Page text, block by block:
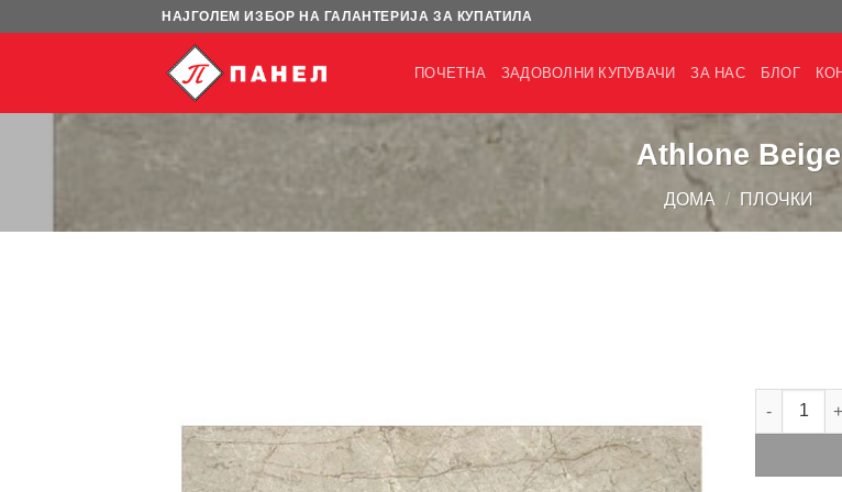
НАЈГОЛЕМ ИЗБОР НА ГАЛАНТЕРИЈА ЗА КУПАТИЛА
ПОЧЕТНА ЗАДОВОЛНИ КУПУВАЧИ ЗА НАС БЛОГ
Athlone Beige
ДОМА / ПЛОЧКИ
Athlone